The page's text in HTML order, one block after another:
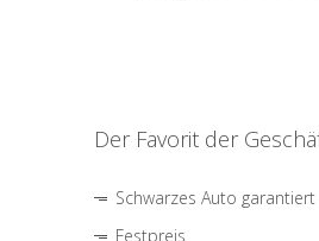
Der Favorit der
Schwarzes Auto garantiert
Festpreis